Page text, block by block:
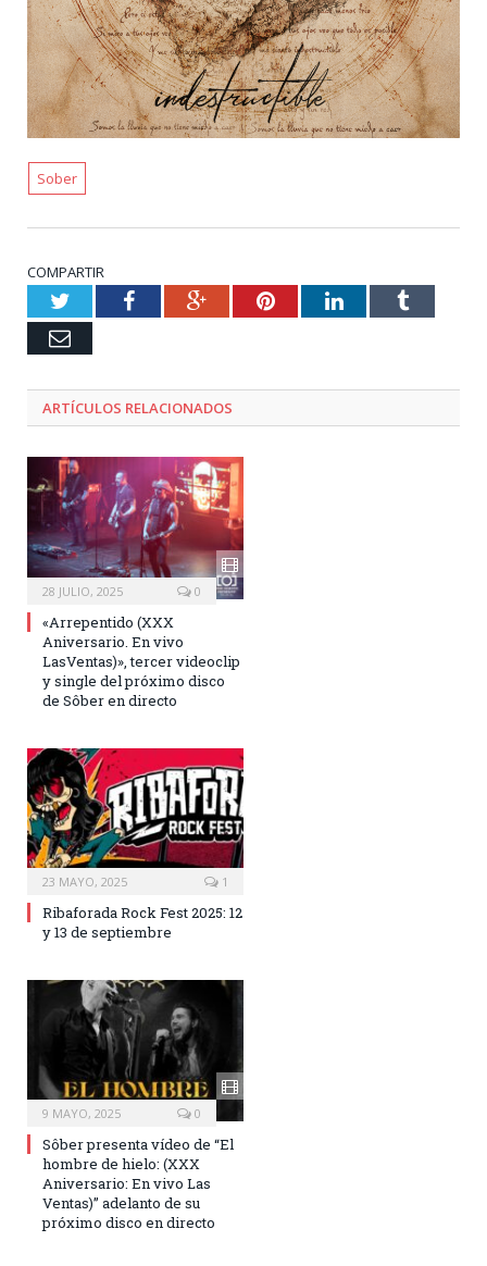
Sober
COMPARTIR
TwitterFacebookGoogle+PinterestLinkedInTumblr
Email
ARTÍCULOS RELACIONADOS
28 JULIO, 2025 0
«Arrepentido (XXX
Aniversario. En vivo
LasVentas)», tercer videoclip
y single del próximo disco
de Sôber en directo
23 MAYO, 2025 1
Ribaforada Rock Fest 2025: 12
y 13 de septiembre
9 MAYO, 2025 0
Sôber presenta vídeo de “El
hombre de hielo: (XXX
Aniversario: En vivo Las
Ventas)” adelanto de su
próximo disco en directo